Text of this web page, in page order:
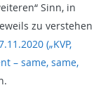
Sinn, in
zu verstehen
(„KVP,
– same, same,